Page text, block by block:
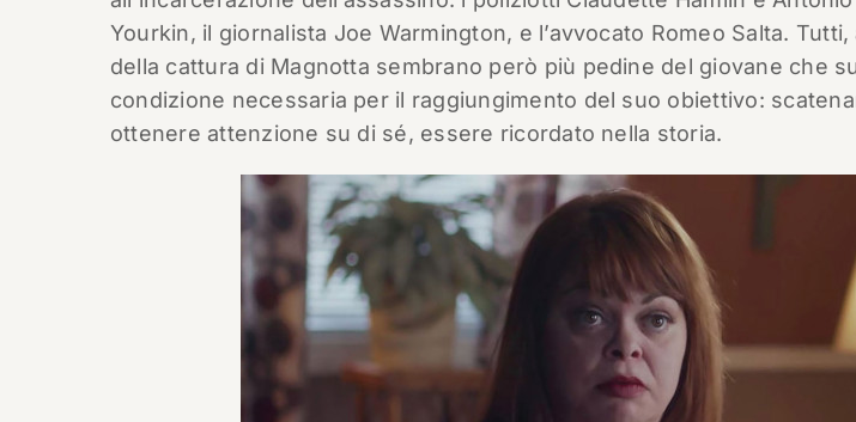
Yourkin, il giornalista Joe Warmington, e l’avvocato Romeo Salta.
della cattura di Magnotta sembrano però più pedine del giovane che
condizione necessaria per il raggiungimento del suo obiettivo:
ottenere attenzione su di sé, essere ricordato nella storia.